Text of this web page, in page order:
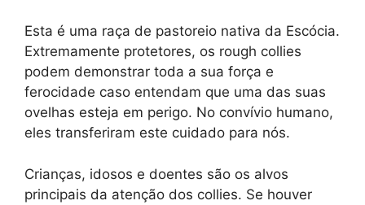
Esta é uma raça de pastoreio nativa da Escócia.
Extremamente protetores, os rough collies
podem demonstrar toda a sua força e
ferocidade caso entendam que uma das suas
ovelhas esteja em perigo. No convívio humano,
eles transferiram este cuidado para nós.
Crianças, idosos e doentes são os alvos
principais da atenção dos collies. Se houver